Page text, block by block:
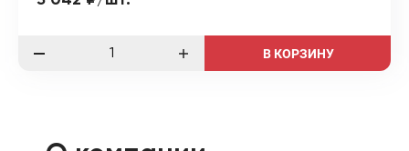
В КОРЗИНУ